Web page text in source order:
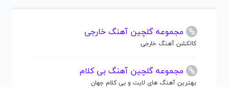
مجموعه گلچین آهنگ خارجی
کالکشن آهنگ خارجی
مجموعه گلچین آهنگ بی کلام
بهترین آهنگ های لایت و بی کلام جهان